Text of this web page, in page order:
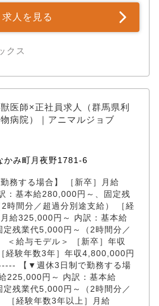
求人を見る
クス
医師×正社員求人（群馬県利
病院）｜アニマルジョブ
かみ町月夜野1781-6
務する場合】 ［新卒］月給
：基本給280,000円～、固定残
時間分／超過分別途支給） ［経
給325,000円～ 内訳：基本給
残業代5,000円～（2時間分／
＜給与モデル＞ ［新卒］年収
経験年数3年］年収4,800,000円
【▼週休3日制で勤務する場
225,000円～ 内訳：基本給
残業代5,000円～（2時間分／
［経験年数3年以上］月給